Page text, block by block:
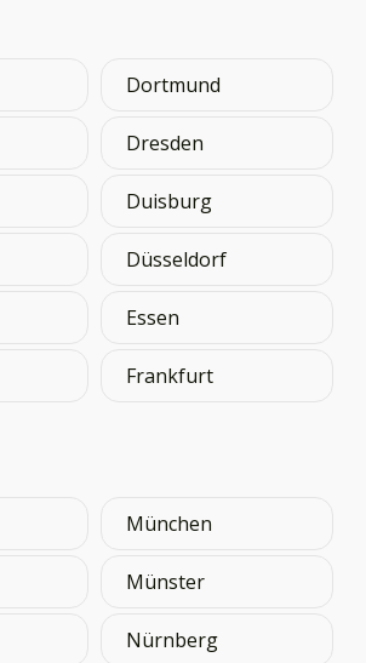
Dortmund
Dresden
Duisburg
Düsseldorf
Essen
Frankfurt
München
Münster
Nürnberg